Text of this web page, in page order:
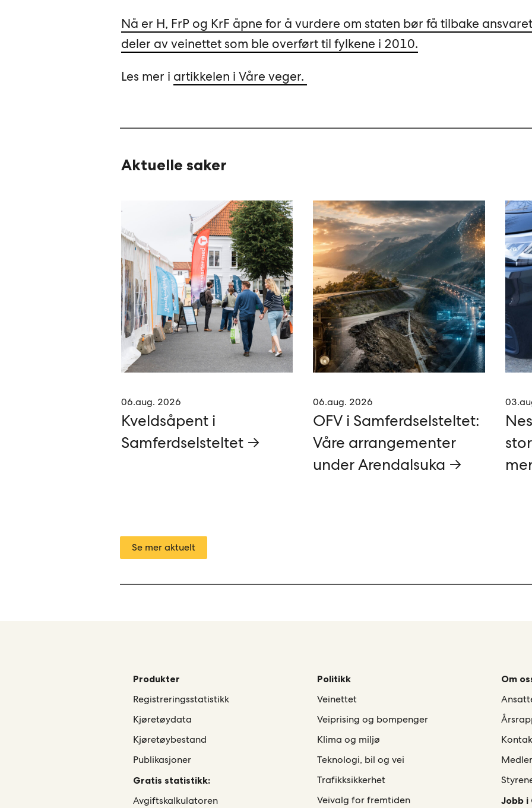
Nå er H, FrP og KrF åpne for å vurdere om staten bør få tilbake
deler av veinettet som ble overført til fylkene i 2010.
Les mer i artikkelen i Våre veger.
Aktuelle saker
06.aug. 2026
Kveldsåpent i
Samferdselsteltet →
06.aug. 2026
OFV i Samferdselsteltet:
Våre arrangementer
under Arendalsuka →
Se mer aktuelt
Produkter
Registreringsstatistikk
Kjøretøydata
Kjøretøybestand
Publikasjoner
Gratis statistikk:
Avgiftskalkulatoren
Politikk
Veinettet
Veiprising og bompenger
Klima og miljø
Teknologi, bil og vei
Trafikksikkerhet
Veivalg for fremtiden
Om
Jobb i